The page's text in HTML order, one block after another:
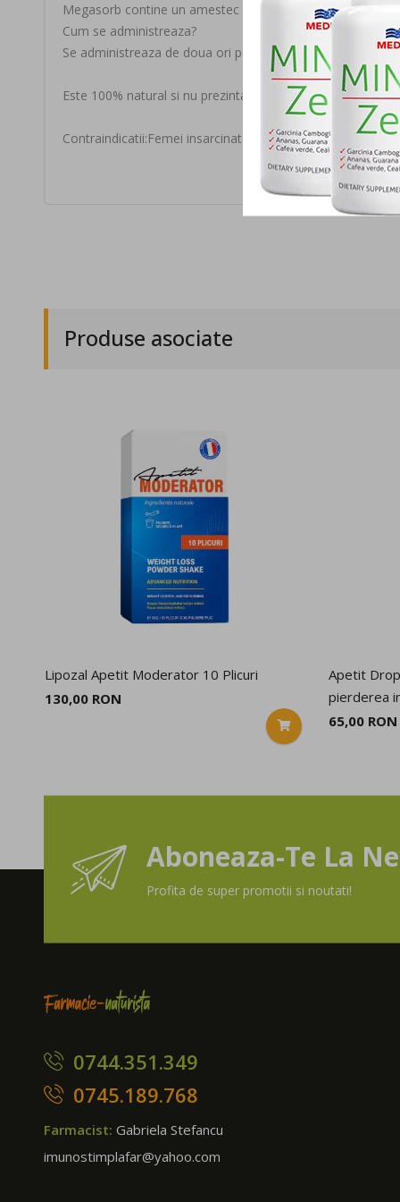
Megasorb contine un amestec puternic de ingrediente
Cum se administreaza?
Se administreaza de doua ori pe zi, o capsula dimineata
Este 100% natural si nu prezinta efecte adverse.
Contraindicatii:Femei insarcinate si care alapteaza.
Produse asociate
Lipozal Apetit Moderator 10 Plicuri
130,00 RON
Apetit
pierderea
65,00 RON
Aboneaza-Te La
Profita de super promotii si noutati!
0744.351.349
0745.189.768
Farmacist: Gabriela Stefancu
imunostimplafar@yahoo.com